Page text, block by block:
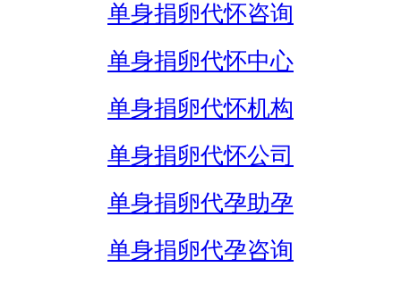
单身捐卵代怀咨询
单身捐卵代怀中心
单身捐卵代怀机构
单身捐卵代怀公司
单身捐卵代孕助孕
单身捐卵代孕咨询